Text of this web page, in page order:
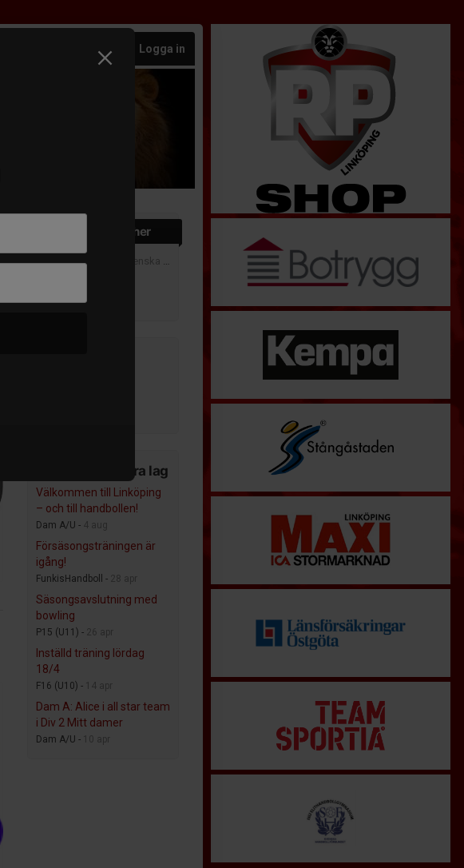
Logga in
Kommande matcher
Tis 25 aug 19:30 | Svenska cupen 2026-2027 - Svenska cupens slutspel
Amo HK
Nyheter från våra lag
Välkommen till Linköping
– och till handbollen!
Dam A/U - 4 aug
Försäsongsträningen är
igång!
FunkisHandboll - 28 apr
Säsongsavslutning med
bowling
P15 (U11) - 26 apr
Inställd träning lördag
18/4
F16 (U10) - 14 apr
Dam A: Alice i all star team
i Div 2 Mitt damer
Dam A/U - 10 apr